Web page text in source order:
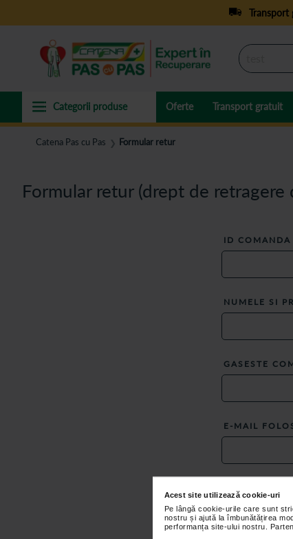
Acest site utilizează cookie-uri
Pe lângă cookie-urile care sunt
nostru și ajută la îmbunătățirea
performanța site-ului nostru.
Transport
Oferte Transport gratuit
Catena Pas cu Pas ❯ Formular retur
Formular retur (drept de retragere
ID
NUMELE SI
GASESTE
E-MAIL